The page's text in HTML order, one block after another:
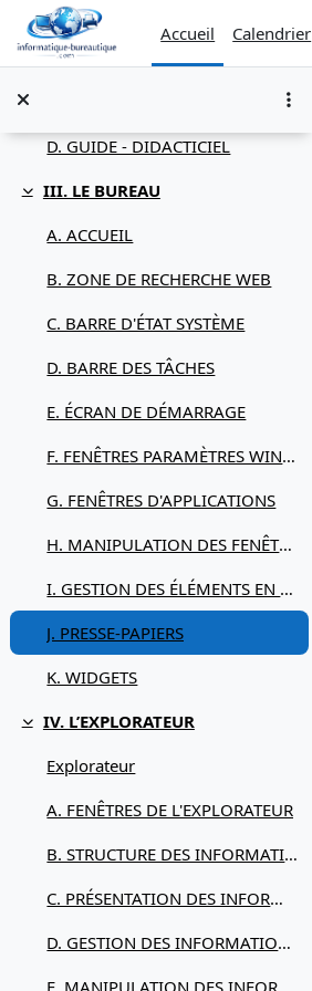
Passer au contenu principal
Accueil
Calendrier
A. SOURIS
B. CLAVIER
D. GUIDE - DIDACTICIEL
Replier
III. LE BUREAU
A. ACCUEIL
B. ZONE DE RECHERCHE WEB
C. BARRE D'ÉTAT SYSTÈME
D. BARRE DES TÂCHES
E. ÉCRAN DE DÉMARRAGE
F. FENÊTRES PARAMÈTRES WINDOWS 11
G. FENÊTRES D'APPLICATIONS
H. MANIPULATION DES FENÊTRES
I. GESTION DES ÉLÉMENTS EN LIGNE
J. PRESSE-PAPIERS
K. WIDGETS
Replier
IV. L’EXPLORATEUR
Explorateur
A. FENÊTRES DE L'EXPLORATEUR
B. STRUCTURE DES INFORMATIONS
C. PRÉSENTATION DES INFORMATIONS
D. GESTION DES INFORMATIONS